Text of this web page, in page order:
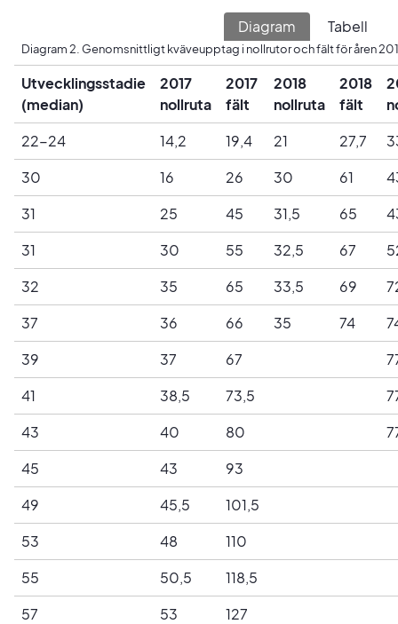
Diagram Tabell
Diagram 2. Genomsnittligt kväveupptag i nollrutor och fält för åren
Utvecklingsstadie
(median)
2017
nollruta
2017
fält
2018
nollruta
2018
fält
22-24
14,2 19,4 21 27,7
30
16 26 30 61
31
25 45 31,5 65
31
30 55 32,5 67
32
35 65 33,5 69
37
36 66 35 74
39
37 67
41
38,5 73,5
43
40 80
45
43
93
49
45,5
101,5
53
48
110
55
50,5
118,5
57
53 127